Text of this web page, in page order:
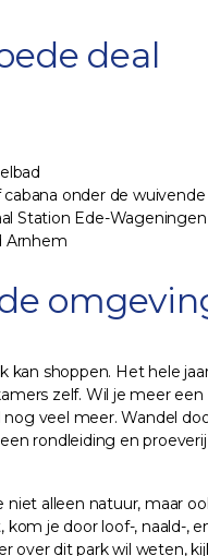
deal
onder de
Station Ede-Wageningen
Arnhem
kan shoppen. Het hele
zelf. Wil je meer
veel meer. Wandel
rondleiding en
alleen natuur, maar
je door loof-, naald-,
over dit park wil weten,